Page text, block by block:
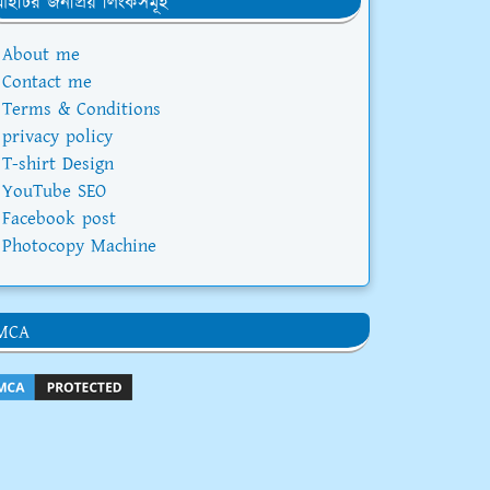
About me
Contact me
Terms & Conditions
privacy policy
T-shirt Design
YouTube SEO
Facebook post
Photocopy Machine